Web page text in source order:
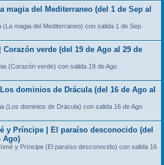
magia del Mediterraneo (del 1 de Sep al
(La magia del Mediterraneo) con salida 1 de Sep
verde (del 19 de Ago al 29 de
(Corazón verde) con salida 19 de Ago
dominios de Drácula (del 16 de Ago al
(Los dominios de Drácula) con salida 16 de Ago
y Príncipe | El paraíso desconocido (del
Ago)
y Príncipe (El paraíso desconocido) con salida 16